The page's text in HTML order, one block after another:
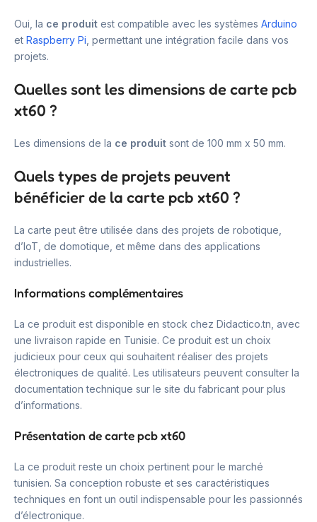
Oui, la ce produit est compatible avec les systèmes Arduino
et Raspberry Pi , permettant une intégration facile dans vos
projets.
Quelles sont les dimensions de carte pcb
xt60 ?
Les dimensions de la ce produit sont de 100 mm x 50 mm.
Quels types de projets peuvent
bénéficier de la carte pcb xt60 ?
La carte peut être utilisée dans des projets de robotique,
d’IoT, de domotique, et même dans des applications
industrielles.
Informations complémentaires
La ce produit est disponible en stock chez Didactico.tn, avec
une livraison rapide en Tunisie. Ce produit est un choix
judicieux pour ceux qui souhaitent réaliser des projets
électroniques de qualité. Les utilisateurs peuvent consulter la
documentation technique sur le site du fabricant pour plus
d’informations.
Présentation de carte pcb xt60
La ce produit reste un choix pertinent pour le marché
tunisien. Sa conception robuste et ses caractéristiques
techniques en font un outil indispensable pour les passionnés
d’électronique.